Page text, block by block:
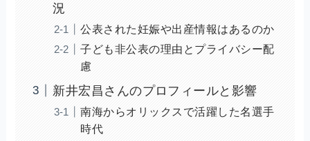
況
公表された妊娠や出産情報はあるのか
子ども非公表の理由とプライバシー配
慮
新井宏昌さんのプロフィールと影響
南海からオリックスで活躍した名選手
時代